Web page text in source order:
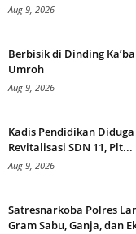
Aug 9, 2026
Berbisik di Dinding
Umroh
Aug 9, 2026
Kadis Pendidikan
Revitalisasi SDN 11, Plt...
Aug 9, 2026
Satresnarkoba Polres
Gram Sabu, Ganja, dan